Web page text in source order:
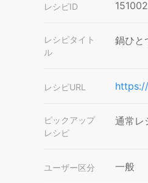
レシピID
レシピタイト
ル
鍋ひと
レシピURL
ピックアップ
レシピ
通常レ
ユーザー区分 一般